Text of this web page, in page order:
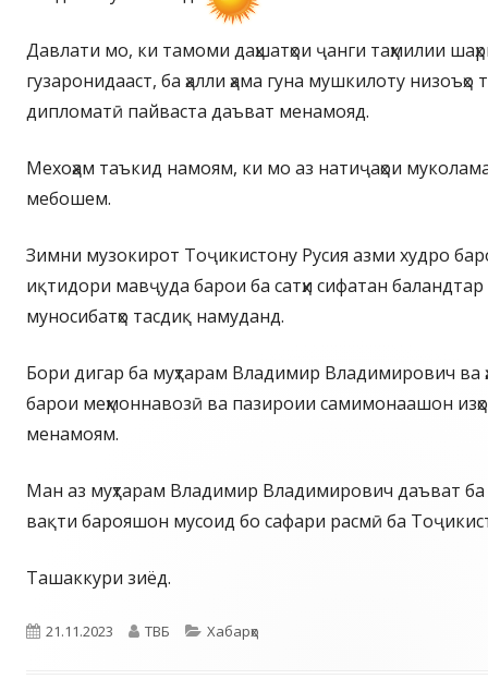
Давлати мо, ки тамоми даҳшатҳои ҷанги таҳмилии
гузаронидааст, ба ҳалли ҳама гуна мушкилоту низоъҳо
дипломатӣ пайваста даъват менамояд.
Мехоҳам таъкид намоям, ки мо аз натиҷаҳои
мебошем.
Зимни музокирот Тоҷикистону Русия азми худро
иқтидори мавҷуда барои ба сатҳи сифатан
муносибатҳо тасдиқ намуданд.
Бори дигар ба муҳтарам Владимир Владимирович ва
барои меҳмоннавозӣ ва пазироии самимонаашон
менамоям.
Ман аз муҳтарам Владимир Владимирович даъват
вақти барояшон мусоид бо сафари расмӣ ба
Ташаккури зиёд.
Опубликовано
21.11.2023 Автор
ТВБ Рубрики
Хабарҳо